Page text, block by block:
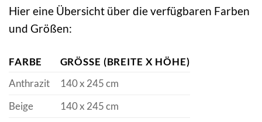
Hier eine Übersicht über die verfügbaren Farben
und Größen:
FARBE
GRÖSSE (BREITE X HÖHE)
Anthrazit
140 x 245 cm
Beige
140 x 245 cm